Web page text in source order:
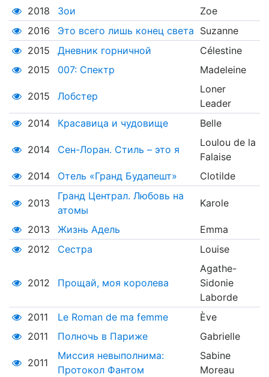
2018
Зои
Zoe
2016
Это всего лишь конец света Suzanne
2015
Дневник горничной
Célestine
2015
007: Спектр Madeleine
2015 Лобстер
Loner
Leader
2014
Красавица и чудовище Belle
2014 Сен-Лоран. Стиль – это я
Loulou de la
Falaise
2014
Отель «Гранд Будапешт» Clotilde
2013
Гранд Централ. Любовь на
атомы
Karole
2013 Жизнь Адель
Emma
2012
Сестра Louise
2012 Прощай, моя королева
Agathe-
Sidonie
Laborde
2011
Le Roman de ma femme
Ève
2011
Полночь в Париже Gabrielle
2011
Миссия невыполнима:
Протокол Фантом
Sabine
Moreau